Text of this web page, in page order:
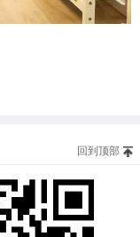
回到顶部